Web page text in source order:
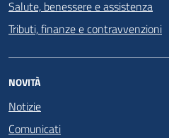
Salute, benessere e assistenza
Tributi, finanze e contravvenzioni
NOVITÀ
Notizie
Comunicati